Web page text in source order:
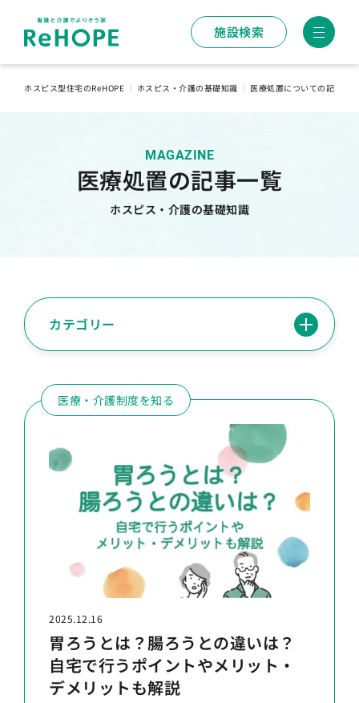
施設検索
ホスピス型住宅のReHOPE ホスピス・介護の基礎知識 医療処置についての記事一覧
MAGAZINE
医療処置の記事一覧
ホスピス・介護の基礎知識
カテゴリー
医療・介護制度を知る
2025.12.16
胃ろうとは？腸ろうとの違いは？
自宅で行うポイントやメリット・
デメリットも解説